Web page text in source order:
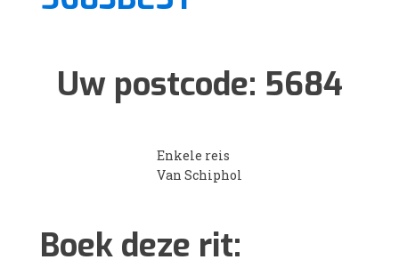
Uw postcode: 5684
Enkele reis
Van Schiphol
Boek deze rit: